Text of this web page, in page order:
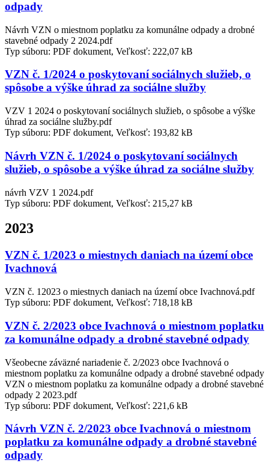
odpady
Návrh VZN o miestnom poplatku za komunálne odpady a drobné
stavebné odpady 2 2024.pdf
Typ súboru: PDF dokument, Veľkosť: 222,07 kB
VZN č. 1/2024 o poskytovaní sociálnych služieb, o
spôsobe a výške úhrad za sociálne služby
VZV 1 2024 o poskytovaní sociálnych služieb, o spôsobe a výške
úhrad za sociálne služby.pdf
Typ súboru: PDF dokument, Veľkosť: 193,82 kB
Návrh VZN č. 1/2024 o poskytovaní sociálnych
služieb, o spôsobe a výške úhrad za sociálne služby
návrh VZV 1 2024.pdf
Typ súboru: PDF dokument, Veľkosť: 215,27 kB
2023
VZN č. 1/2023 o miestnych daniach na území obce
Ivachnová
VZN č. 12023 o miestnych daniach na území obce Ivachnová.pdf
Typ súboru: PDF dokument, Veľkosť: 718,18 kB
VZN č. 2/2023 obce Ivachnová o miestnom poplatku
za komunálne odpady a drobné stavebné odpady
Všeobecne záväzné nariadenie č. 2/2023 obce Ivachnová o
miestnom poplatku za komunálne odpady a drobné stavebné odpady
VZN o miestnom poplatku za komunálne odpady a drobné stavebné
odpady 2 2023.pdf
Typ súboru: PDF dokument, Veľkosť: 221,6 kB
Návrh VZN č. 2/2023 obce Ivachnová o miestnom
poplatku za komunálne odpady a drobné stavebné
odpady